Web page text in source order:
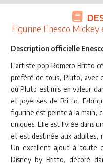
Figurine Enesco Mickey
Description officielle
L'artiste pop Romero Britto
préféré de tous, Pluto, avec
où Pluto est mis en valeur
et joyeuses de Britto.
figurine est peinte à la main,
uniques. Elle est livrée dans
et est destinée aux adultes,
Un excellent ajout à toute
Disney by Britto, décoré